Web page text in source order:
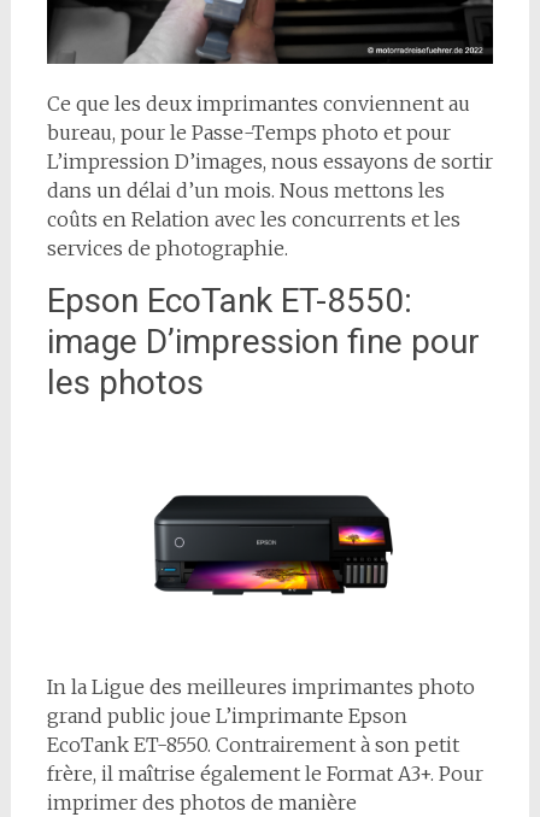
Ce que les deux imprimantes conviennent au
bureau, pour le Passe-Temps photo et pour
L’impression D’images, nous essayons de sortir
dans un délai d’un mois. Nous mettons les
coûts en Relation avec les concurrents et les
services de photographie.
Epson EcoTank ET-8550:
image D’impression fine pour
les photos
In la Ligue des meilleures imprimantes photo
grand public joue L’imprimante Epson
EcoTank ET-8550. Contrairement à son petit
frère, il maîtrise également le Format A3+. Pour
imprimer des photos de manière